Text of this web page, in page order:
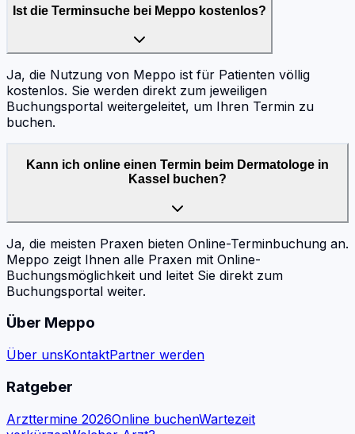
Ist die Terminsuche bei Meppo kostenlos?
Ja, die Nutzung von Meppo ist für Patienten völlig
kostenlos. Sie werden direkt zum jeweiligen
Buchungsportal weitergeleitet, um Ihren Termin zu
buchen.
Kann ich online einen Termin beim Dermatologe in
Kassel buchen?
Ja, die meisten Praxen bieten Online-Terminbuchung an.
Meppo zeigt Ihnen alle Praxen mit Online-
Buchungsmöglichkeit und leitet Sie direkt zum
Buchungsportal weiter.
Über Meppo
Über unsKontaktPartner werden
Ratgeber
Arzttermine 2026Online buchenWartezeit